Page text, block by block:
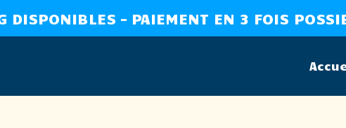
DISPONIBLES – PAIEMENT EN 3 FOIS
de l'Auzance